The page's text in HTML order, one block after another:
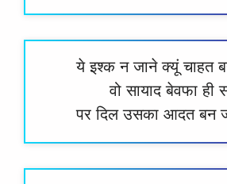
ये इश्क न जाने क्यूं चाहत
वो सायाद बेवफा ही
पर दिल उसका आदत बन